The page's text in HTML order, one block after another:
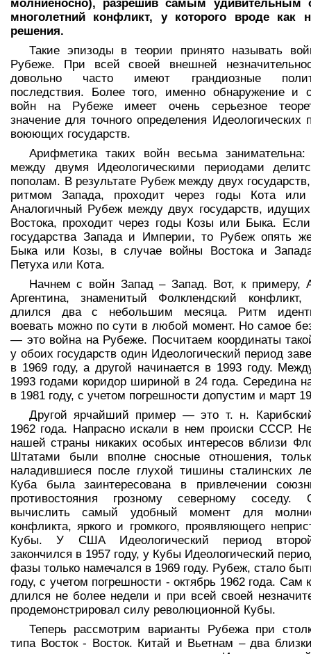
молниеносно), разрешив самым удивительным
многолетний конфликт, у которого вроде как
решения.
Такие эпизоды в теории принято называть
Рубеже. При всей своей внешней
довольно часто имеют грандиозные
последствия. Более того, именно обнаружение и
войн на Рубеже имеет очень серьезное
значение для точного определения Идеологических
воюющих государств.
Арифметика таких войн весьма занимательна:
между двумя Идеологическими периодами
пополам. В результате Рубеж между двух
ритмом Запада, проходит через годы Кота или
Аналогичный Рубеж между двух государств,
Востока, проходит через годы Козы или Быка.
государства Запада и Империи, то Рубеж опять
Быка или Козы, в случае войны Востока и
Петуха или Кота.
Начнем с войн Запад – Запад. Вот, к примеру,
Аргентина, знаменитый Фолклендский конфликт,
длился два с небольшим месяца. Ритм
воевать можно по сути в любой момент. Но самое
— это война на Рубеже. Посчитаем координаты
у обоих государств один Идеологический период
в 1969 году, а другой начинается в 1993 году.
1993 годами коридор шириной в 24 года. Середина
в 1981 году, с учетом погрешности допустим и март
Другой ярчайший пример — это т. н.
1962 года. Напрасно искали в нем происки СССР.
нашей страны никаких особых интересов вблизи
Штатами были вполне сносные отношения,
наладившиеся после глухой тишины сталинских
Куба была заинтересована в привлечении
противостояния грозному северному соседу.
вычислить самый удобный момент для
конфликта, яркого и громкого, проявляющего
Кубы. У США Идеологический период
закончился в 1957 году, у Кубы Идеологический
фазы только намечался в 1969 году. Рубеж, стало
году, с учетом погрешности - октябрь 1962 года. Сам
длился не более недели и при всей своей
продемонстрировал силу революционной Кубы.
Теперь рассмотрим варианты Рубежа при
типа Восток - Восток. Китай и Вьетнам – два